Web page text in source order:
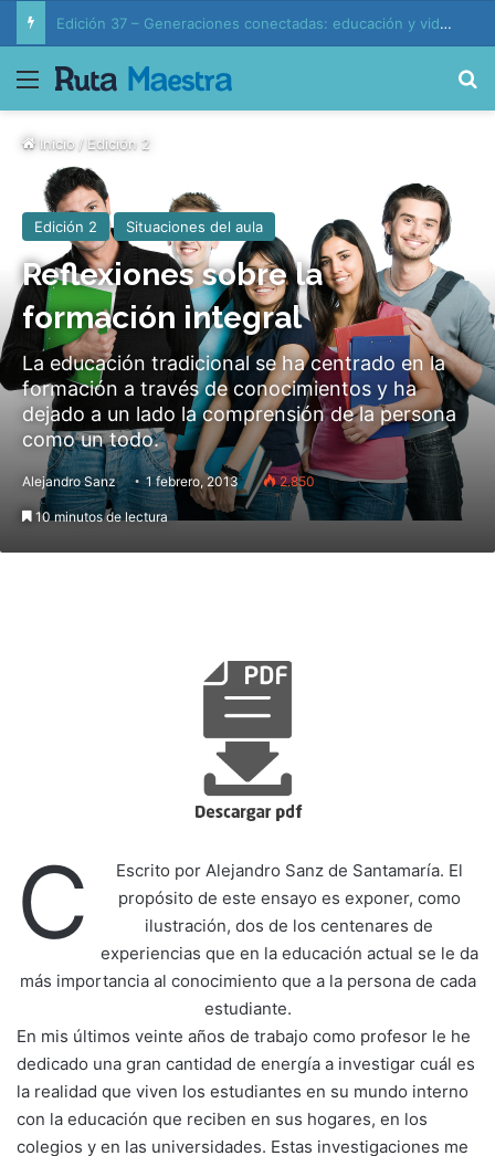
Edición 37 – Generaciones conectadas: educación y vida en la era de la IA
Menú
Inicio/Edición 2
Edición 2 Situaciones del aula
Reflexiones sobre la
formación integral
La educación tradicional se ha centrado en la
formación a través de conocimientos y ha
dejado a un lado la comprensión de la persona
como un todo.
Alejandro Sanz 1 febrero, 2013 2.850
10 minutos de lectura
C
Escrito por Alejandro Sanz de Santamaría. El
propósito de este ensayo es exponer, como
ilustración, dos de los centenares de
experiencias que en la educación actual se le da
más importancia al conocimiento que a la persona de cada
estudiante.
En mis últimos veinte años de trabajo como profesor le he
dedicado una gran cantidad de energía a investigar cuál es
la realidad que viven los estudiantes en su mundo interno
con la educación que reciben en sus hogares, en los
colegios y en las universidades. Estas investigaciones me